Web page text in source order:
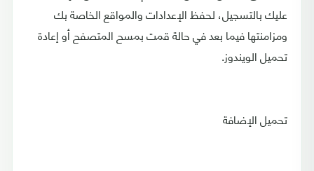
عليك بالتسجيل، لحفظ الإعدادات والمواقع الخاصة بك
ومزامنتها فيما بعد في حالة قمت بمسح المتصفح أو إعادة
تحميل الويندوز.
تحميل الإضافة